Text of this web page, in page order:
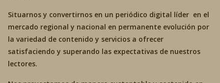
Situarnos y convertirnos en un periódico digital líder en el
mercado regional y nacional en permanente evolución por
la variedad de contenido y servicios a ofrecer
satisfaciendo y superando las expectativas de nuestros
lectores.